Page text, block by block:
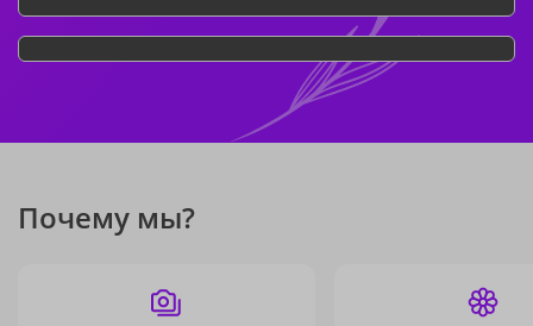
Почему мы?